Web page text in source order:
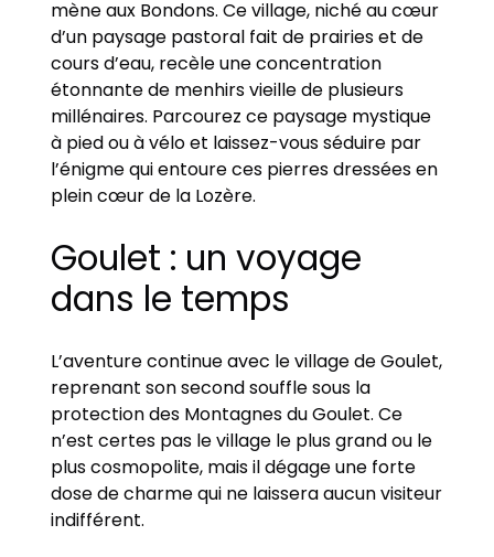
mène aux Bondons. Ce village, niché au cœur
d’un paysage pastoral fait de prairies et de
cours d’eau, recèle une concentration
étonnante de menhirs vieille de plusieurs
millénaires. Parcourez ce paysage mystique
à pied ou à vélo et laissez-vous séduire par
l’énigme qui entoure ces pierres dressées en
plein cœur de la Lozère.
Goulet : un voyage
dans le temps
L’aventure continue avec le village de Goulet,
reprenant son second souffle sous la
protection des Montagnes du Goulet. Ce
n’est certes pas le village le plus grand ou le
plus cosmopolite, mais il dégage une forte
dose de charme qui ne laissera aucun visiteur
indifférent.